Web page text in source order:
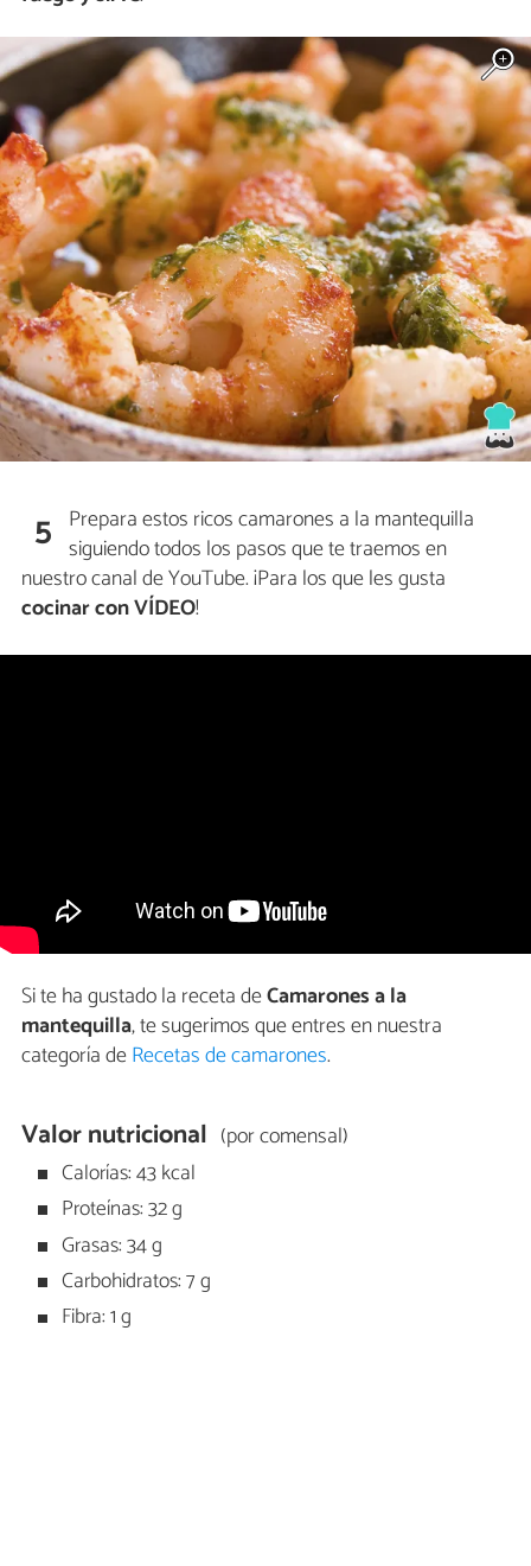
5 Prepara estos ricos camarones a la mantequilla
siguiendo todos los pasos que te traemos en
nuestro canal de YouTube. ¡Para los que les gusta
cocinar con VÍDEO!
Si te ha gustado la receta deCamarones a la
mantequilla, te sugerimos que entres en nuestra
categoría deRecetas de camarones.
Valor nutricional (por comensal)
Calorías: 43 kcal
Proteínas: 32 g
Grasas: 34 g
Carbohidratos: 7 g
Fibra: 1 g